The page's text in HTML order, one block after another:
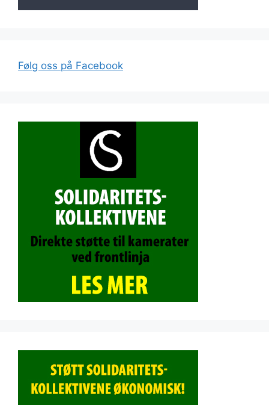
Følg oss på Facebook